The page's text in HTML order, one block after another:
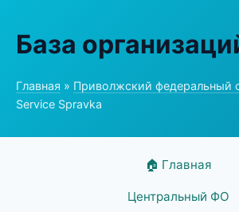
База
Главная » Приволжский федеральный
Service Spravka
🏠 Главная
Центральный ФО